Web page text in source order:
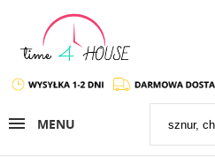
MENU